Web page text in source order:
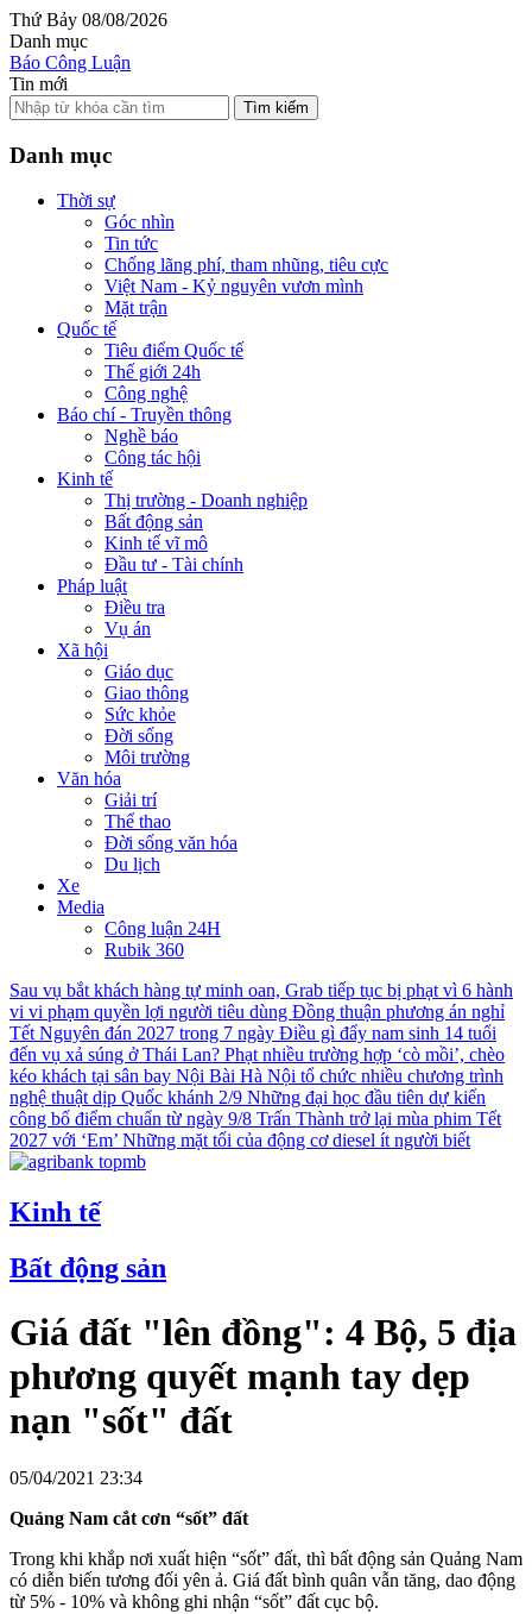
Thứ Bảy 08/08/2026
Danh mục
Báo Công Luận
Tin mới
Tìm kiếm
Danh mục
Thời sự
Góc nhìn
Tin tức
Chống lãng phí, tham nhũng, tiêu cực
Việt Nam - Kỷ nguyên vươn mình
Mặt trận
Quốc tế
Tiêu điểm Quốc tế
Thế giới 24h
Công nghệ
Báo chí - Truyền thông
Nghề báo
Công tác hội
Kinh tế
Thị trường - Doanh nghiệp
Bất động sản
Kinh tế vĩ mô
Đầu tư - Tài chính
Pháp luật
Điều tra
Vụ án
Xã hội
Giáo dục
Giao thông
Sức khỏe
Đời sống
Môi trường
Văn hóa
Giải trí
Thể thao
Đời sống văn hóa
Du lịch
Xe
Media
Công luận 24H
Rubik 360
Sau vụ bắt khách hàng tự minh oan, Grab tiếp tục bị phạt vì 6 hành
vi vi phạm quyền lợi người tiêu dùng Đồng thuận phương án nghỉ
Tết Nguyên đán 2027 trong 7 ngày Điều gì đẩy nam sinh 14 tuổi
đến vụ xả súng ở Thái Lan? Phạt nhiều trường hợp ‘cò mồi’, chèo
kéo khách tại sân bay Nội Bài Hà Nội tổ chức nhiều chương trình
nghệ thuật dịp Quốc khánh 2/9 Những đại học đầu tiên dự kiến
công bố điểm chuẩn từ ngày 9/8 Trấn Thành trở lại mùa phim Tết
2027 với ‘Em’ Những mặt tối của động cơ diesel ít người biết
Kinh tế
Bất động sản
Giá đất "lên đồng": 4 Bộ, 5 địa
phương quyết mạnh tay dẹp
nạn "sốt" đất
05/04/2021 23:34
Quảng Nam cắt cơn “sốt” đất
Trong khi khắp nơi xuất hiện “sốt” đất, thì bất động sản Quảng Nam
có diễn biến tương đối yên ả. Giá đất bình quân vẫn tăng, dao động
từ 5% - 10% và không ghi nhận “sốt” đất cục bộ.